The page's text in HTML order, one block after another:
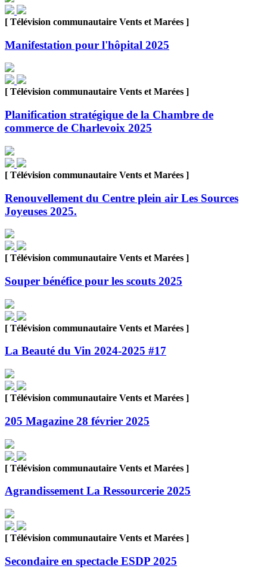
[ Télévision communautaire Vents et Marées ]
Manifestation pour l'hôpital 2025
[ Télévision communautaire Vents et Marées ]
Planification stratégique de la Chambre de
commerce de Charlevoix 2025
[ Télévision communautaire Vents et Marées ]
Renouvellement du Centre plein air Les Sources
Joyeuses 2025.
[ Télévision communautaire Vents et Marées ]
Souper bénéfice pour les scouts 2025
[ Télévision communautaire Vents et Marées ]
La Beauté du Vin 2024-2025 #17
[ Télévision communautaire Vents et Marées ]
205 Magazine 28 février 2025
[ Télévision communautaire Vents et Marées ]
Agrandissement La Ressourcerie 2025
[ Télévision communautaire Vents et Marées ]
Secondaire en spectacle ESDP 2025